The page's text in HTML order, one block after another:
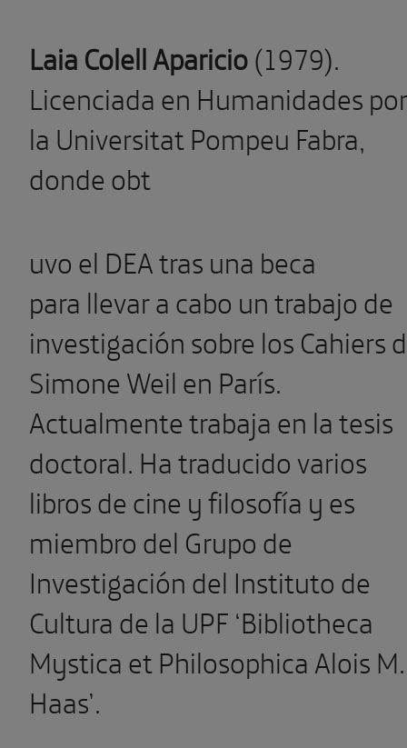
Laia Colell Aparicio(1979).
Licenciada en Humanidades por
la Universitat Pompeu Fabra,
donde obt
uvo el DEA tras una beca
para llevar a cabo un trabajo de
investigación sobre los Cahiers
Simone Weil en París.
Actualmente trabaja en la tesis
doctoral. Ha traducido varios
libros de cine y filosofía y es
miembro del Grupo de
Investigación del Instituto de
Cultura de la UPF ‘Bibliotheca
Mystica et Philosophica Alois M.
Haas’.